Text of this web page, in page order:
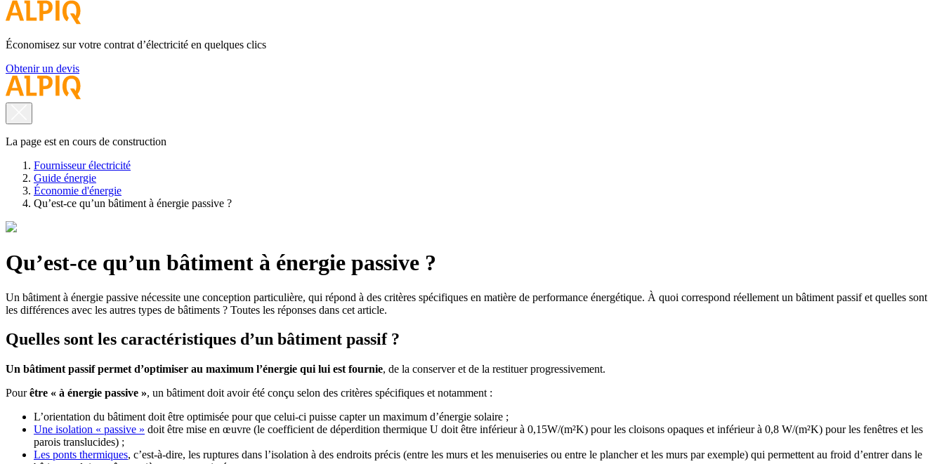
Économisez sur votre contrat d’électricité en quelques clics
Obtenir un devis
La page est en cours de construction
Fournisseur électricité
Guide énergie
Économie d'énergie
Qu’est-ce qu’un bâtiment à énergie passive ?
Qu’est-ce qu’un bâtiment à énergie passive ?
Un bâtiment à énergie passive nécessite une conception particulière, qui répond à des critères spécifiques en matière de performance énergétique. À quoi correspond réellement un bâtiment passif et quelles sont
les différences avec les autres types de bâtiments ? Toutes les réponses dans cet article.
Quelles sont les caractéristiques d’un bâtiment passif ?
Un bâtiment passif permet d’optimiser au maximum l’énergie qui lui est fournie, de la conserver et de la restituer progressivement.
Pourêtre « à énergie passive », un bâtiment doit avoir été conçu selon des critères spécifiques et notamment :
L’orientation du bâtiment doit être optimisée pour que celui-ci puisse capter un maximum d’énergie solaire ;
Une isolation « passive » doit être mise en œuvre (le coefficient de déperdition thermique U doit être inférieur à 0,15W/(m²K) pour les cloisons opaques et inférieur à 0,8 W/(m²K) pour les fenêtres et les
parois translucides) ;
Les ponts thermiques, c’est-à-dire, les ruptures dans l’isolation à des endroits précis (entre les murs et les menuiseries ou entre le plancher et les murs par exemple) qui permettent au froid d’entrer dans le